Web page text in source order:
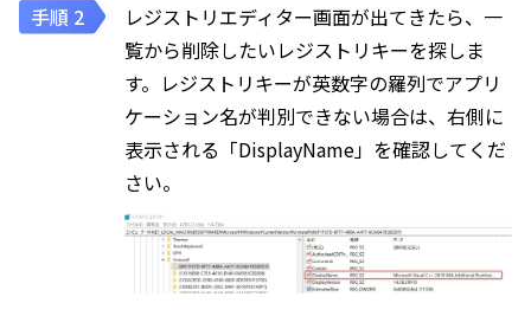
レジストリエディター画面が出てきたら、一
覧から削除したいレジストリキーを探しま
す。レジストリキーが英数字の羅列でアプリ
ケーション名が判別できない場合は、右側に
表示される「DisplayName」を確認してくだ
さい。